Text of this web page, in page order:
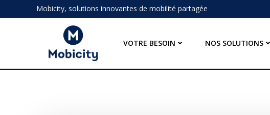
au
Mobicity, solutions innovantes de mobilité partagée
VOTRE BESOIN NOS SOLUTIONS